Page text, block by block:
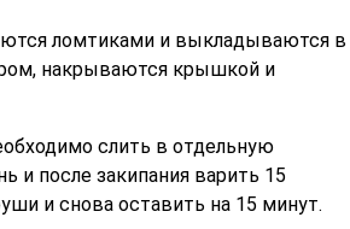
ломтиками и выкладываются в
накрываются крышкой и
слить в отдельную
и после закипания варить 15
и снова оставить на 15 минут.